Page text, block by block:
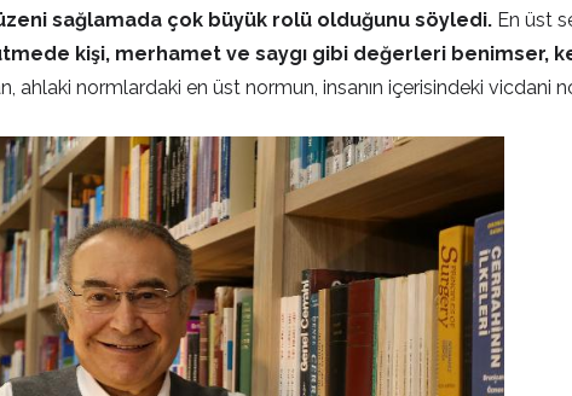
sağlamada çok büyük rolü olduğunu söyledi. En üst
kişi, merhamet ve saygı gibi değerleri
ahlaki normlardaki en üst normun, insanın içerisindeki vicdani